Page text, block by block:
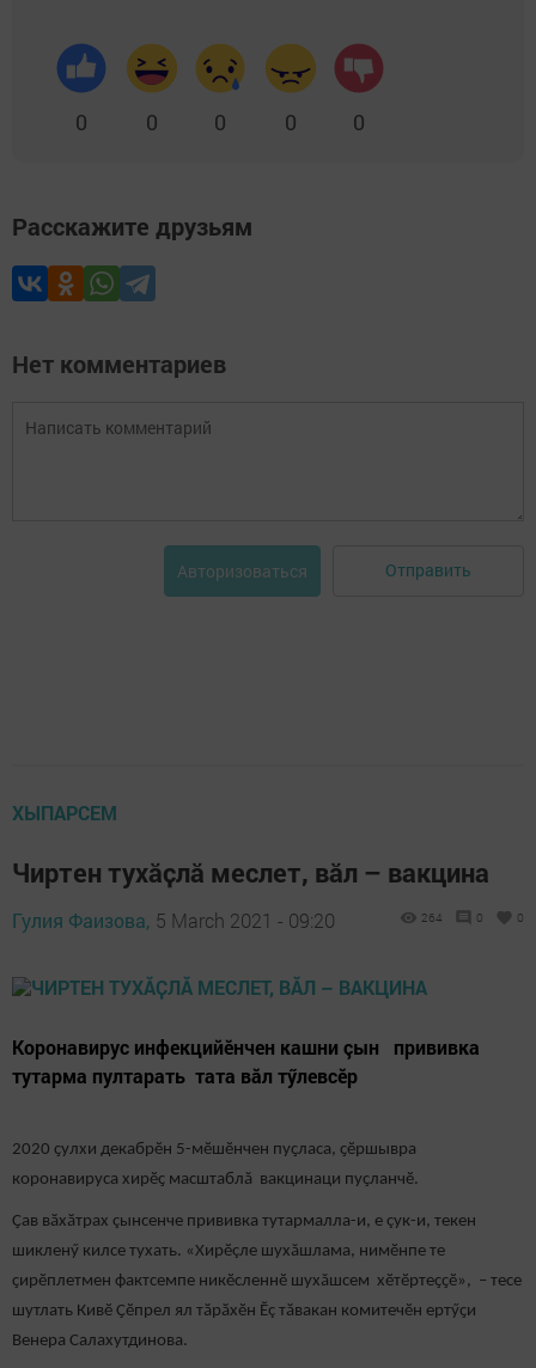
0 0 0 0 0
Расскажите друзьям
Нет комментариев
Авторизоваться Отправить
ХЫПАРСЕМ
Чиртен тухӑҫлӑ меслет, вӑл – вакцина
Гулия Фаизова, 5 March 2021 - 09:20 264 0 0
Коронавирус инфекцийӗнчен кашни çын прививка
тутарма пултарать тата вăл тӳлевсӗр
2020 ҫулхи декабрӗн 5-мӗшӗнчен пуҫласа, ҫӗршывра
коронавируса хирӗҫ масштаблă вакцинаци пуҫланчӗ.
Ҫав вӑхӑтрах çынсенче прививка тутармалла-и, е çук-и, текен
шикленӳ килсе тухать. «Хирӗçле шухăшлама, нимӗнпе те
ҫирӗплетмен фактсемпе никӗсленнӗ шухăшсем хӗтӗртеҫҫӗ», – тесе
шутлать Кивӗ Ҫӗпрел ял тӑрӑхӗн Ӗç тӑвакан комитечӗн ертӳҫи
Венера Салахутдинова.